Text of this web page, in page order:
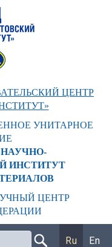
ЦЕНТР
УНИТАРНОЕ
ИНСТИТУТ
ЦЕНТР
Ru En